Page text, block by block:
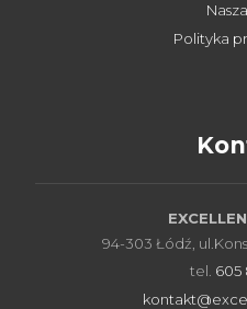
Polityka
94-303 Łódź,
tel. 605